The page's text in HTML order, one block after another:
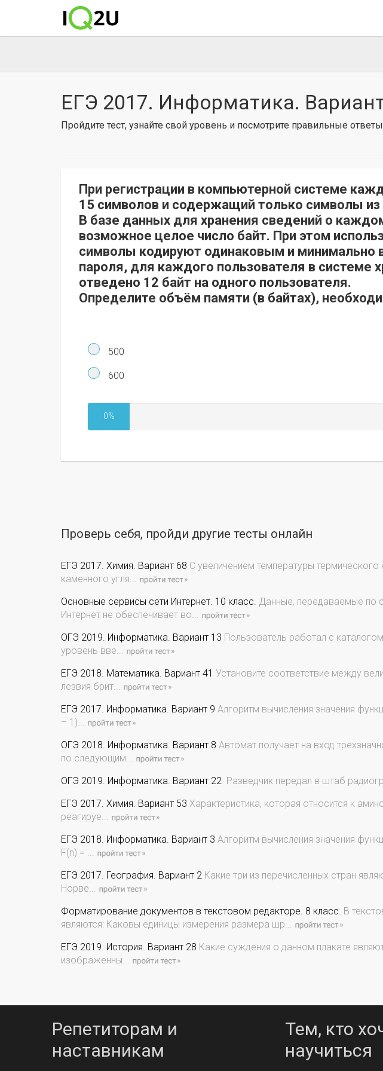
ЕГЭ 2017. Информатика.
Пройдите тест, узнайте свой уровень и посмотрите правильные
При регистрации в компьютерной системе
15 символов и содержащий только символы из
В базе данных для хранения сведений о
возможное целое число байт. При этом
символы кодируют одинаковым и
пароля, для каждого пользователя в системе
отведено 12 байт на одного пользователя.
Определите объём памяти (в байтах),
500
600
0%
Проверь себя, пройди другие тесты онлайн
ЕГЭ 2017. Химия. Вариант 68 С увеличением температуры
каменного угля...
Основные сервисы сети Интернет. 10 класс. Данные, передаваемые по
Интернет не обеспечивает во...
ОГЭ 2019. Информатика. Вариант 13 Пользователь работал с
уровень вве...
ЕГЭ 2018. Математика. Вариант 41 Установите соответствие между
лезвия брит...
ЕГЭ 2017. Информатика. Вариант 9 Алгоритм вычисления значения
– 1)...
ОГЭ 2018. Информатика. Вариант 8 Автомат получает на вход
по следующим...
ОГЭ 2019. Информатика. Вариант 22 Разведчик передал в штаб
ЕГЭ 2017. Химия. Вариант 53 Характеристика, которая относится к
реагируе...
ЕГЭ 2018. Информатика. Вариант 3 Алгоритм вычисления значения
F(n) = ...
ЕГЭ 2017. География. Вариант 2 Какие три из перечисленных стран
Норве...
Форматирование документов в текстовом редакторе. 8 класс. В
являются: Каковы единицы измерения размера шр...
ЕГЭ 2019. История. Вариант 28 Какие суждения о данном плакате
изображенны...
Репетиторам и
наставникам
Тем, кто
научиться